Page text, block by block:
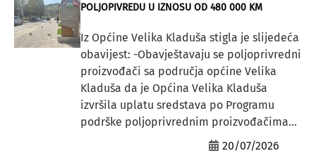
POLJOPIVREDU U IZNOSU OD 480 000 KM
Iz Općine Velika Kladuša stigla je slijedeća
obavijest: -Obavještavaju se poljoprivredni
proizvođači sa područja općine Velika
Kladuša da je Općina Velika Kladuša
izvršila uplatu sredstava po Programu
podrške poljoprivrednim proizvođačima...
20/07/2026